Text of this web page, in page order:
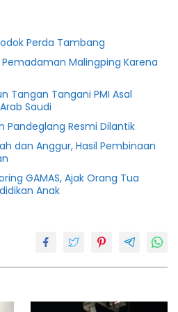
Perda Tambang
Pemadaman Malingping Karena
Tangan Tangani PMI Asal
Saudi
Pandeglang Resmi Dilantik
dan Anggur, Hasil Pembinaan
GAMAS, Ajak Orang Tua
Anak